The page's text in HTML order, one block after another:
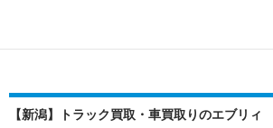
【新潟】トラック買取・車買取りのエブリィ